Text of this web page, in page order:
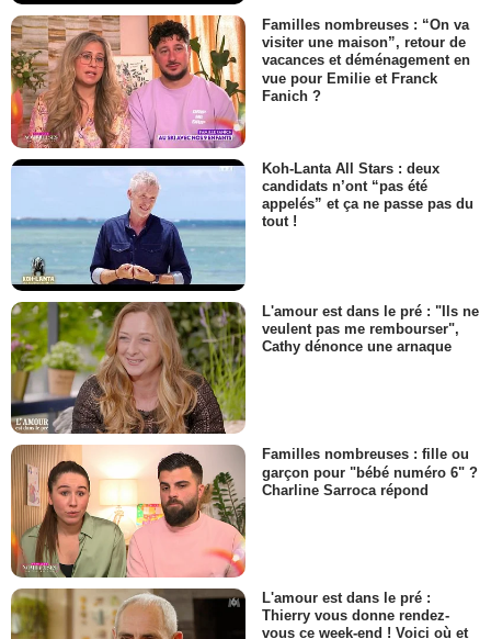
Familles nombreuses : “On va
visiter une maison”, retour de
vacances et déménagement en
vue pour Emilie et Franck
Fanich ?
Koh-Lanta All Stars : deux
candidats n’ont “pas été
appelés” et ça ne passe pas du
tout !
L'amour est dans le pré : "Ils ne
veulent pas me rembourser",
Cathy dénonce une arnaque
Familles nombreuses : fille ou
garçon pour "bébé numéro 6" ?
Charline Sarroca répond
L'amour est dans le pré :
Thierry vous donne rendez-
vous ce week-end ! Voici où et